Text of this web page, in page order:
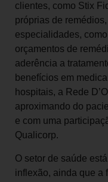
clientes, como Stix
próprias de
especialidades,
orçamentos de
aderência a
benefícios em
hospitais, a Rede
aproximando do
e com uma
Qualicorp.
O setor de saúde
inflexão, ainda que a